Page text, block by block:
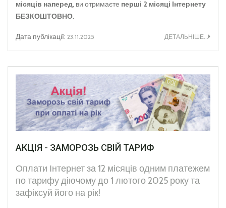
місяців наперед, ви отримаєте перші 2 місяці Інтернету
БЕЗКОШТОВНО.
Дата публікації: 23.11.2025 ДЕТАЛЬНІШЕ...
АКЦІЯ - ЗАМОРОЗЬ СВІЙ ТАРИФ
Оплати Інтернет за 12 місяців одним платежем
по тарифу діючому до 1 лютого 2025 року та
зафіксуй його на рік!